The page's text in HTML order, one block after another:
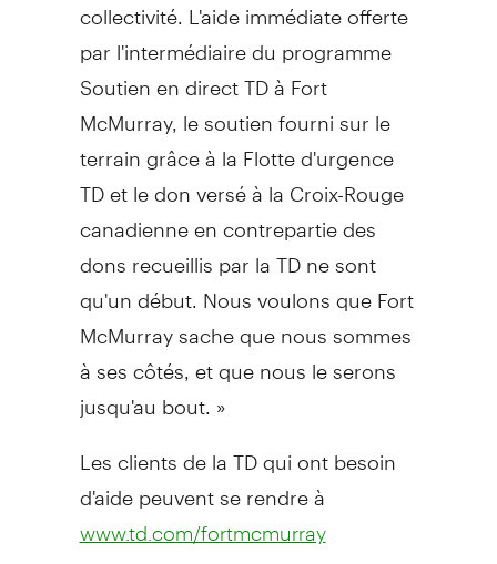
par l'intermédiaire du programme
Soutien en direct TD àFort
McMurray, le soutien fourni sur le
terrain grâce à la Flotte d'urgence
TD et le don versé à la Croix-Rouge
canadienne en contrepartie des
dons recueillis par la TD ne sont
qu'un début. Nous voulons queFort
McMurraysache que nous sommes
à ses côtés, et que nous le serons
jusqu'au bout. »
Les clients de la TD qui ont besoin
d'aide peuvent se rendre à
www.td.com/fortmcmurray